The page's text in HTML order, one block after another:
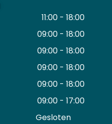
11:00 - 18:00
09:00 - 18:00
09:00 - 18:00
09:00 - 18:00
09:00 - 18:00
09:00 - 17:00
Gesloten ​ ​ ​ ​ ​ ​ ​